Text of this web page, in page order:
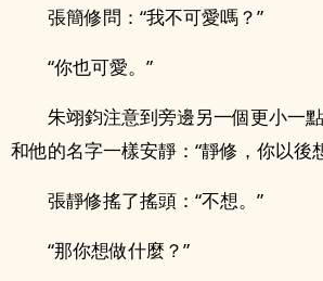
張簡修問：“我不可愛嗎？”
“你也可愛。”
朱翊鈞注意到旁邊另一個更小一
和他的名字一樣安靜：“靜修，你以後
張靜修搖了搖頭：“不想。”
“那你想做什麼？”